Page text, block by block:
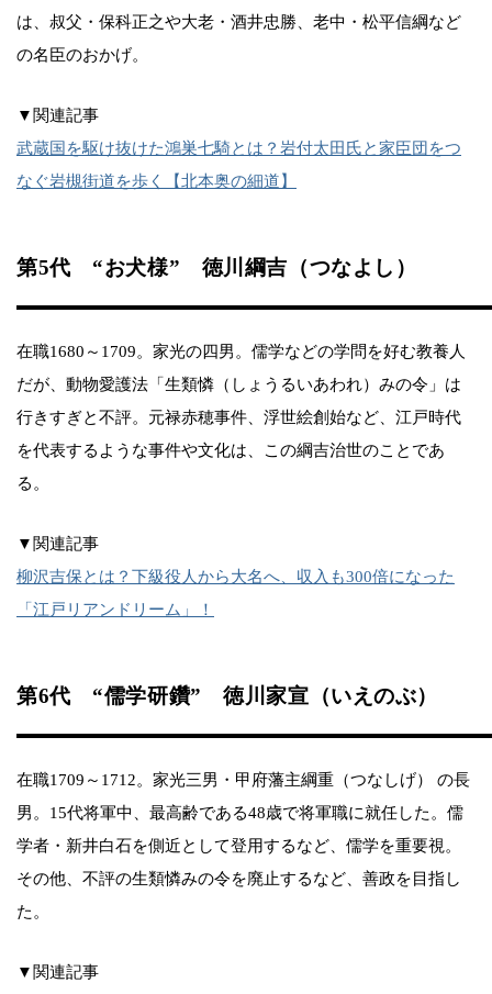
は、叔父・保科正之や大老・酒井忠勝、老中・松平信綱など
の名臣のおかげ。
▼関連記事
武蔵国を駆け抜けた鴻巣七騎とは？岩付太田氏と家臣団をつ
なぐ岩槻街道を歩く【北本奥の細道】
第5代 “お犬様” 徳川綱吉（つなよし）
在職1680～1709。家光の四男。儒学などの学問を好む教養人
だが、動物愛護法「生類憐（しょうるいあわれ）みの令」は
行きすぎと不評。元禄赤穂事件、浮世絵創始など、江戸時代
を代表するような事件や文化は、この綱吉治世のことであ
る。
▼関連記事
柳沢吉保とは？下級役人から大名へ、収入も300倍になった
「江戸リアンドリーム」！
第6代 “儒学研鑽” 徳川家宣（いえのぶ）
在職1709～1712。家光三男・甲府藩主綱重（つなしげ） の長
男。15代将軍中、最高齢である48歳で将軍職に就任した。儒
学者・新井白石を側近として登用するなど、儒学を重要視。
その他、不評の生類憐みの令を廃止するなど、善政を目指し
た。
▼関連記事